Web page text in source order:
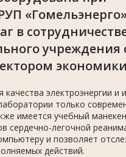
в
учреждения
электроэнергии и
только
имеется учебный
сердечно-легочной
и позволяет
действий.